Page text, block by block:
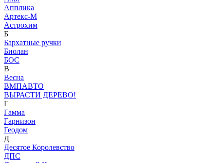
Апплика
Артекс-М
Астрохим
Б
Бархатные ручки
Биолан
БОС
В
Весна
ВМПАВТО
ВЫРАСТИ ДЕРЕВО!
Г
Гамма
Гарнизон
Геодом
Д
Десятое Королевство
ДПС